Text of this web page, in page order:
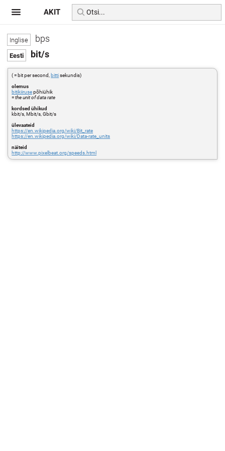
bps
bit/s
( = bit per second, bittisekundis)
olemus
bitikiirusepõhiühik
=the unit of data rate
kordsed ühikud
kbit/s, Mbit/s, Gbit/s
ülevaateid
https://en.wikipedia.org/wiki/Bit_rate
https://en.wikipedia.org/wiki/Data-rate_units
näiteid
http://www.pixelbeat.org/speeds.html
AKIT